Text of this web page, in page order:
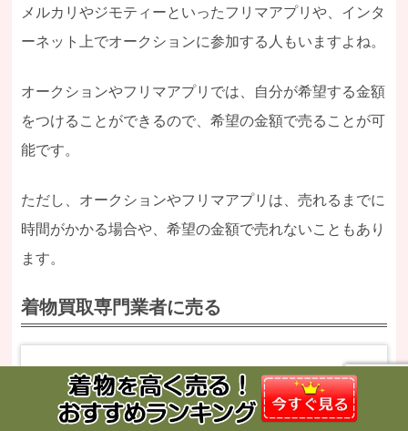
メルカリやジモティーといったフリマアプリや、インタ
ーネット上でオークションに参加する人もいますよね。
オークションやフリマアプリでは、自分が希望する金額
をつけることができるので、希望の金額で売ることが可
能です。
ただし、オークションやフリマアプリは、売れるまでに
時間がかかる場合や、希望の金額で売れないこともあり
ます。
着物買取専門業者に売る